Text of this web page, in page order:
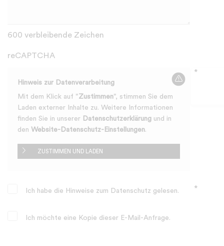
600 verbleibende Zeichen
reCAPTCHA
Hinweis zur Datenverarbeitung
Mit dem Klick auf "Zustimmen", stimmen Sie dem
Laden externer Inhalte zu. Weitere Informationen
finden Sie in unserer Datenschutzerklärung und in
den Website-Datenschutz-Einstellungen.
ZUSTIMMEN UND LADEN
*
Ich habe die Hinweise zum Datenschutz gelesen. *
Ich möchte eine Kopie dieser E-Mail-Anfrage.